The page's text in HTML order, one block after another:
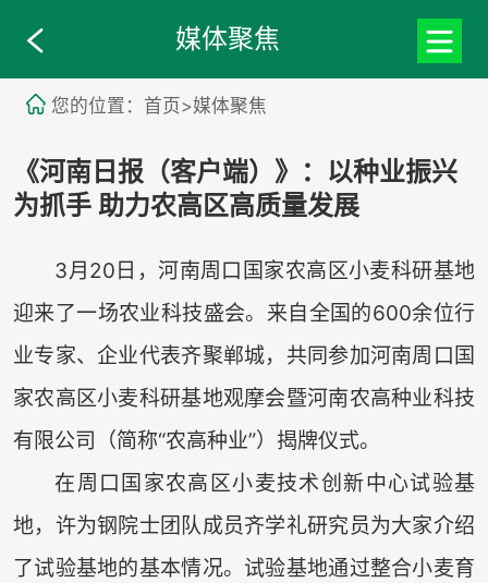
媒体聚焦
您的位置：首页>媒体聚焦
《河南日报（客户端）》：以种业振兴
为抓手 助力农高区高质量发展
3月20日，河南周口国家农高区小麦科研基地
迎来了一场农业科技盛会。来自全国的600余位行
业专家、企业代表齐聚郸城，共同参加河南周口国
家农高区小麦科研基地观摩会暨河南农高种业科技
有限公司（简称“农高种业”）揭牌仪式。
在周口国家农高区小麦技术创新中心试验基
地，许为钢院士团队成员齐学礼研究员为大家介绍
了试验基地的基本情况。试验基地通过整合小麦育